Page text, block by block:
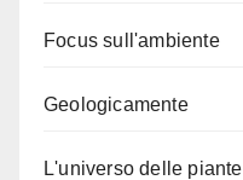
Focus sull'ambiente
Geologicamente
L'universo delle piante